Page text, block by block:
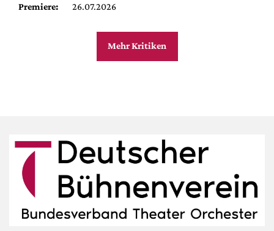
Premiere:
26.07.2026
Mehr Kritiken